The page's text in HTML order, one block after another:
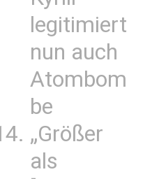
legitimiert
nun auch
Atombom
be
„Größer
als